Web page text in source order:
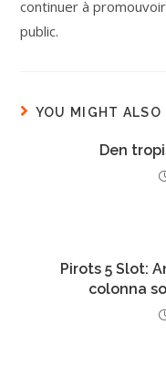
continuer à
public.
YOU MIGHT ALSO
Den
Pirots 5 Slot:
colonna